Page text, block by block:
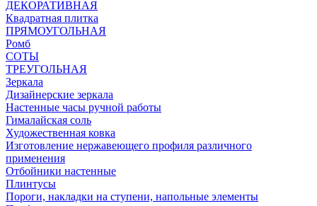
ДЕКОРАТИВНАЯ
Квадратная плитка
ПРЯМОУГОЛЬНАЯ
Ромб
СОТЫ
ТРЕУГОЛЬНАЯ
Зеркала
Дизайнерские зеркала
Настенные часы ручной работы
Гималайская соль
Художественная ковка
Изготовление нержавеющего профиля различного
применения
Отбойники настенные
Плинтусы
Пороги, накладки на ступени, напольные элементы